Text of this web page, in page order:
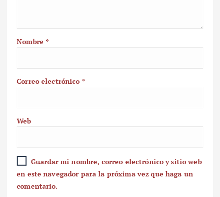
Nombre*
Correo electrónico *
Web
Guardar mi nombre, correo electrónico y sitio web
en este navegador para la próxima vez que haga un
comentario.